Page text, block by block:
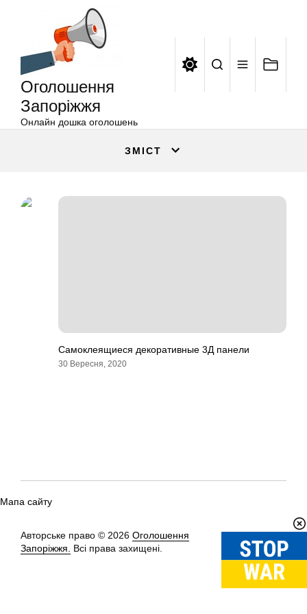
Оголошення
Запоріжжя
Онлайн дошка оголошень
ЗМІСТ
Самоклеящиеся декоративные 3Д панели
30 Вересня, 2020
Мапа сайту
Авторське право © 2026 Оголошення
Запоріжжя.
Всі права захищені.
Вгору↑